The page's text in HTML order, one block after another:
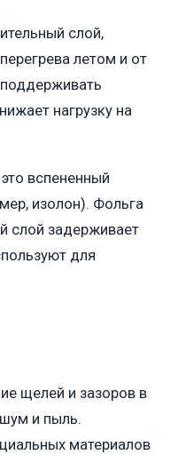
слой,
летом и от
нагрузку на
вспененный
изолон). Фольга
слой задерживает
для
щелей и зазоров в
шум и пыль.
материалов